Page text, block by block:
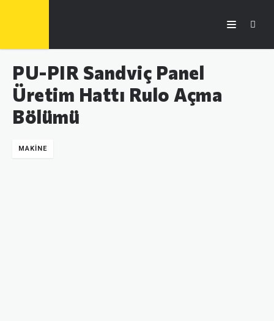
PU-PIR Sandviç Panel
Üretim Hattı Rulo Açma
Bölümü
MAKINE